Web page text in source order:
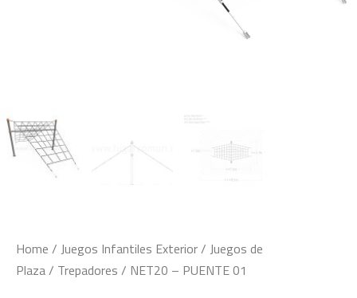
Home / Juegos Infantiles Exterior/ Juegos de
Plaza/ Trepadores / NET20 – PUENTE 01